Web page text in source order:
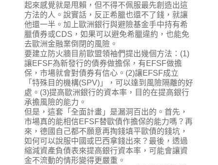
起來感覺就是甩賴，但不得不佩服最先創造出這
方法的人。說實話，反正希臘也還不了錢，就讓
他還一半。加上歐洲銀行與避險基金手中持有希
臘債券或CDS，如果可以避免希臘違約，也能免
去歐洲金融業倒閉的風險。
要建立防火牆目前歐盟領袖們提出幾個方法：(1)
讓EFSF為新發行的債券做擔保，有EFSF做擔
保，市場就會對債券有信心。(2)讓EFSF成立
「特殊目的機構(SPV)」，可以達到風險隔離的好
處。(3)提高歐洲銀行的資本率，目的在提高銀行
承擔風險的能力。
但是，這套「全面計畫」是漏洞百出的。首先，
市場真的能相信EFSF替歐債作擔保的能力嗎？再
來，德國自己都不願意再掏錢填平歐債的錢坑，
如何可以說服中國或巴西拿錢出來？最後，透過
縮減資產負債表來提高銀行資本率，可能會讓資
金不流動的情形變得更嚴重。